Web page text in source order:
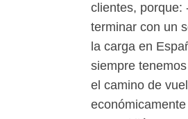
clientes, porque:
terminar con un
la carga en
siempre
el camino de